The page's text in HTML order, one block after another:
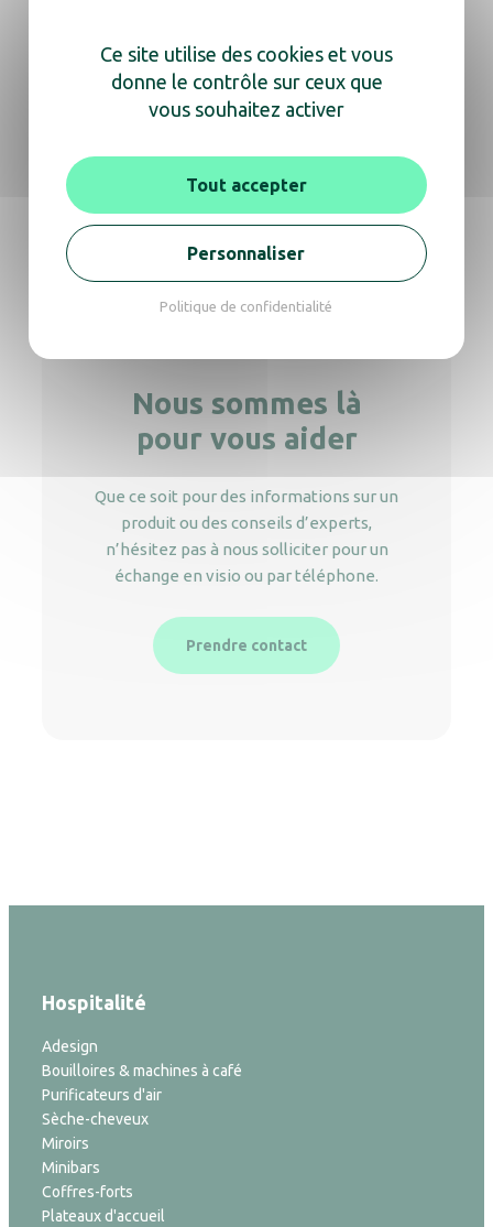
Container 70L blanc Couvercle vert
Nous sommes là
pour vous aider
Que ce soit pour des informations sur un
produit ou des conseils d’experts,
n’hésitez pas à nous solliciter pour un
échange en visio ou par téléphone.
Prendre contact
Hospitalité
Adesign
Bouilloires & machines à café
Purificateurs d'air
Sèche-cheveux
Miroirs
Minibars
Coffres-forts
Plateaux d'accueil
Ce site utilise des cookies et vous
donne le contrôle sur ceux que
vous souhaitez activer
Tout accepter
Personnaliser
Politique de confidentialité